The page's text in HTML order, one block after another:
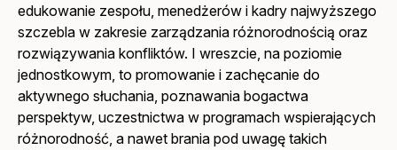
edukowanie zespołu, menedżerów i kadry najwyższego
szczebla w zakresie zarządzania różnorodnością oraz
rozwiązywania konfliktów. I wreszcie, na poziomie
jednostkowym, to promowanie i zachęcanie do
aktywnego słuchania, poznawania bogactwa
perspektyw, uczestnictwa w programach wspierających
różnorodność, a nawet brania pod uwagę takich